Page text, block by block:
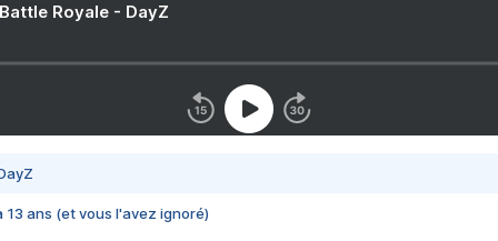
Royale - DayZ
13 ans (et vous l'avez ignoré)